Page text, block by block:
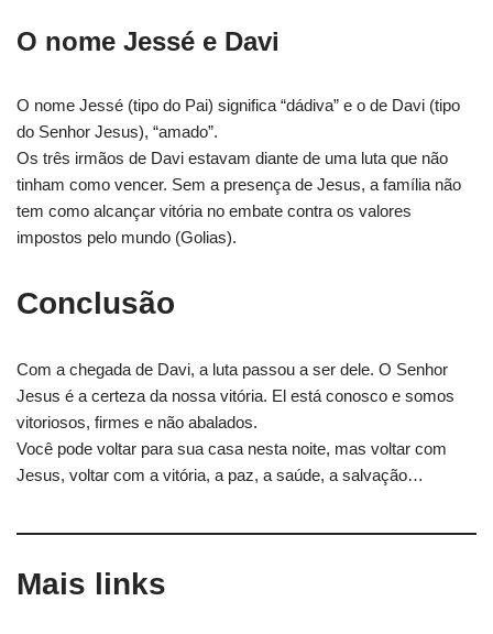
O nome Jessé e Davi
O nome Jessé (tipo do Pai) significa “dádiva” e o de Davi (tipo
do Senhor Jesus), “amado”.
Os três irmãos de Davi estavam diante de uma luta que não
tinham como vencer. Sem a presença de Jesus, a família não
tem como alcançar vitória no embate contra os valores
impostos pelo mundo (Golias).
Conclusão
Com a chegada de Davi, a luta passou a ser dele. O Senhor
Jesus é a certeza da nossa vitória. El está conosco e somos
vitoriosos, firmes e não abalados.
Você pode voltar para sua casa nesta noite, mas voltar com
Jesus, voltar com a vitória, a paz, a saúde, a salvação…
Mais links